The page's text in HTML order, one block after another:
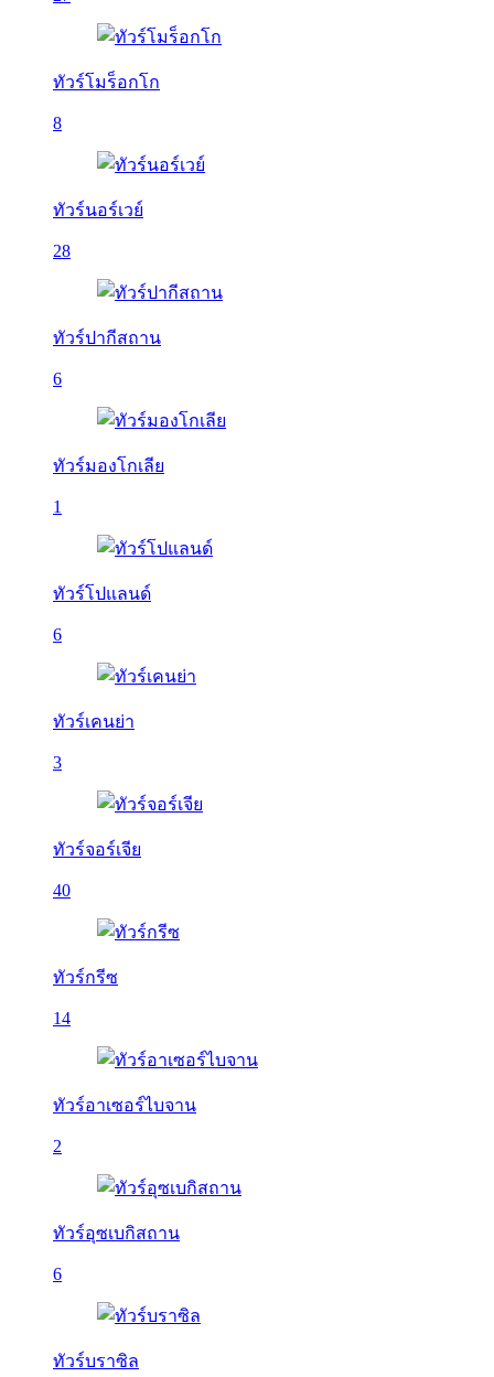
ทัวร์โมร็อกโก
8
ทัวร์นอร์เวย์
28
ทัวร์ปากีสถาน
6
ทัวร์มองโกเลีย
1
ทัวร์โปแลนด์
6
ทัวร์เคนย่า
3
ทัวร์จอร์เจีย
40
ทัวร์กรีซ
14
ทัวร์อาเซอร์ไบจาน
2
ทัวร์อุซเบกิสถาน
6
ทัวร์บราซิล